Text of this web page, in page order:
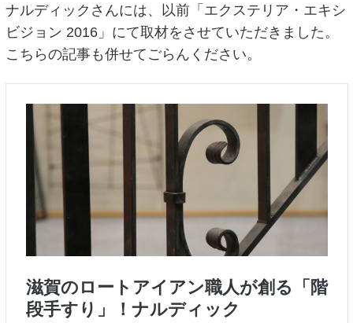
ナルディックさんには、以前「エクステリア・エキシ
ビジョン 2016」にて取材をさせていただきました。
こちらの記事も併せてごらんください。